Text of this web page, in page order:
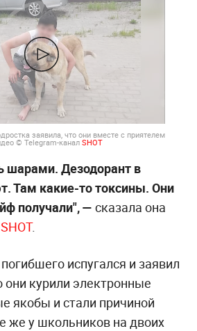
заявила, что они вместе с приятелем
© Telegram-канал SHOT
шарами. Дезодорант в
Там какие-то токсины. Они
получали", — сказала она
SHOT.
испугался и заявил
они курили электронные
якобы и стали причиной
же у школьников на двоих